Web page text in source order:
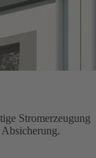
Stromerzeugung